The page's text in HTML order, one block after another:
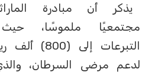
يذكر أن مبادرة
مجتمعيًا ملموسًا،
التبرعات
لدعم مرضى السرطان،